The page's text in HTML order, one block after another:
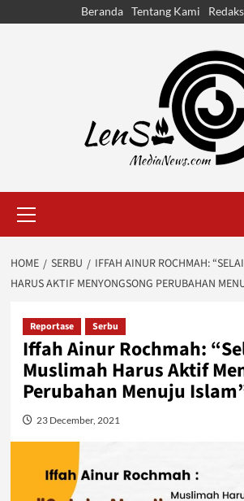
Beranda Tentang Kami
Menu
HOME SERBU
IFFAH AINUR ROCHMAH:
HARUS AKTIF MENYONGSONG PERUBAHAN
Reportase Serbu
Iffah Ainur Rochmah:
Muslimah Harus Aktif
Perubahan Menuju
23 December, 2021